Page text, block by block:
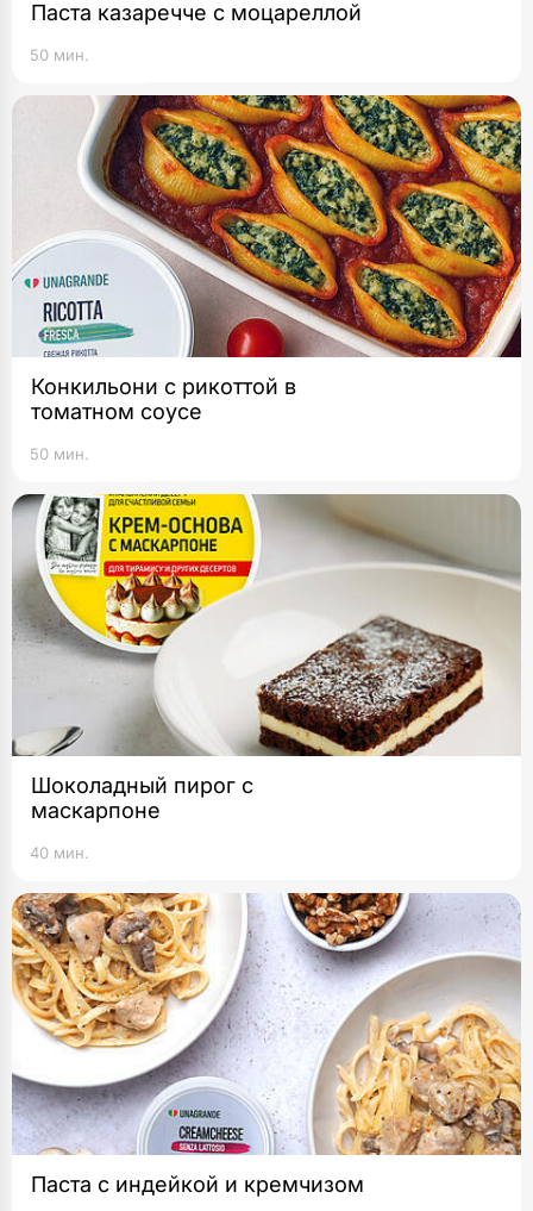
Паста казаречче с моцареллой
50 мин.
Конкильони с рикоттой в
томатном соусе
50 мин.
Шоколадный пирог с
маскарпоне
40 мин.
Паста с индейкой и кремчизом